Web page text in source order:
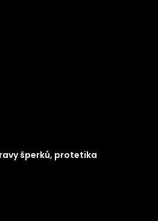
šperků, protetika